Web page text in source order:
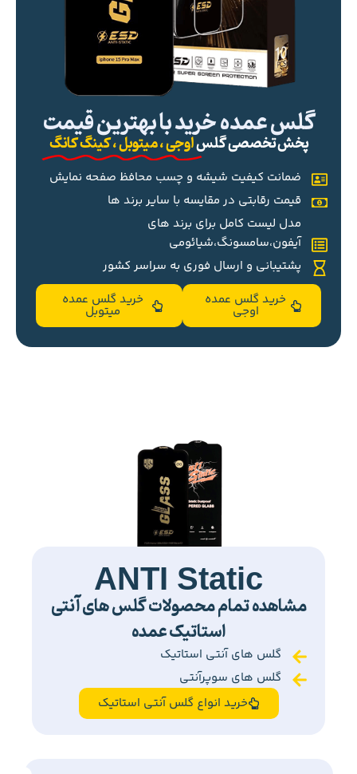
گلس عمده خرید با بهترین قیمت
پخش تخصصی گلساوجی ، میتوبل ، کینگ کانگ
ضمانت کیفیت شیشه و چسب محافظ صفحه نمایش
قیمت رقابتی در مقایسه با سایر برند ها
مدل لیست کامل برای برند های
آیفون،سامسونگ،شیائومی
پشتیبانی و ارسال فوری به سراسر کشور
خرید گلس عمده
اوجی
خرید گلس عمده
میتوبل
ANTI Static
مشاهده تمام محصولات گلس های آنتی
استاتیک عمده
گلس های آنتی استاتیک
گلس های سوپرآنتی
خرید انواع گلس آنتی استاتیک